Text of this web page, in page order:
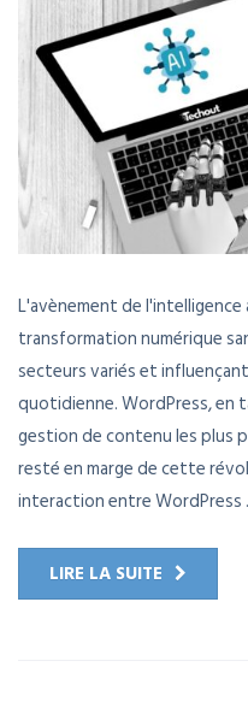
L'avènement de l'intelligence
transformation numérique
secteurs variés et
quotidienne. WordPress, en
gestion de contenu les plus
resté en marge de cette
interaction entre WordPress
LIRE LA SUITE